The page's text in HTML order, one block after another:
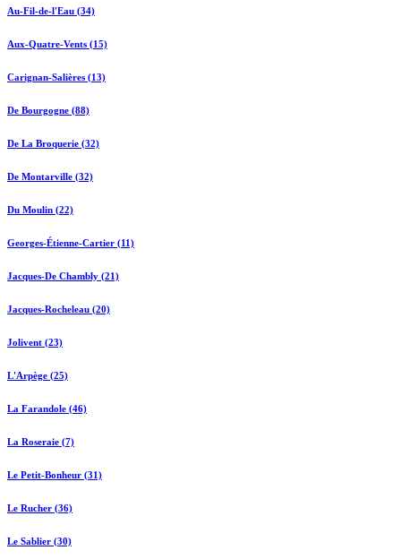
Au-Fil-de-l'Eau (34)
Aux-Quatre-Vents (15)
Carignan-Salières (13)
De Bourgogne (88)
De La Broquerie (32)
De Montarville (32)
Du Moulin (22)
Georges-Étienne-Cartier (11)
Jacques-De Chambly (21)
Jacques-Rocheleau (20)
Jolivent (23)
L'Arpège (25)
La Farandole (46)
La Roseraie (7)
Le Petit-Bonheur (31)
Le Rucher (36)
Le Sablier (30)